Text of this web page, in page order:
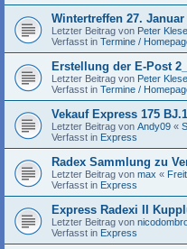
Wintertreffen 27. Januar
Letzter Beitrag von Peter
Verfasst in Termine /
Erstellung der E-Post
Letzter Beitrag von Peter
Verfasst in Termine /
Vekauf Express 175
Letzter Beitrag von Andy09 «
Verfasst in Express
Radex Sammlung zu
Letzter Beitrag von max «
Verfasst in Express
Express Radexi II
Letzter Beitrag von
Verfasst in Express